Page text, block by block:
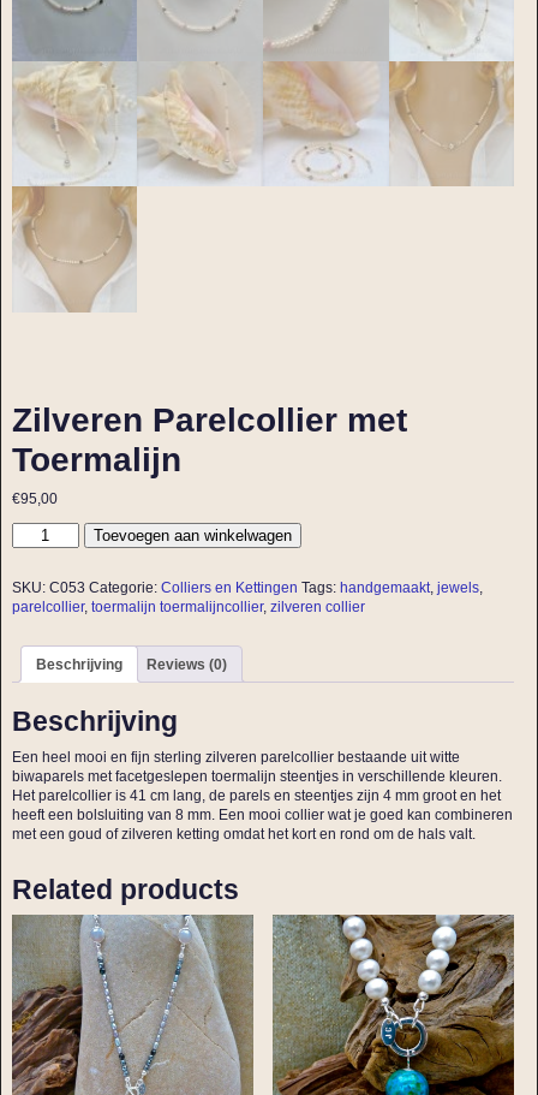
Zilveren Parelcollier met
Toermalijn
€95,00
Toevoegen aan winkelwagen
SKU: C053 Categorie: Colliers en Kettingen Tags: handgemaakt, jewels,
parelcollier, toermalijn toermalijncollier, zilveren collier
Beschrijving Reviews (0)
Beschrijving
Een heel mooi en fijn sterling zilveren parelcollier bestaande uit witte
biwaparels met facetgeslepen toermalijn steentjes in verschillende kleuren.
Het parelcollier is 41 cm lang, de parels en steentjes zijn 4 mm groot en het
heeft een bolsluiting van 8 mm. Een mooi collier wat je goed kan combineren
met een goud of zilveren ketting omdat het kort en rond om de hals valt.
Related products